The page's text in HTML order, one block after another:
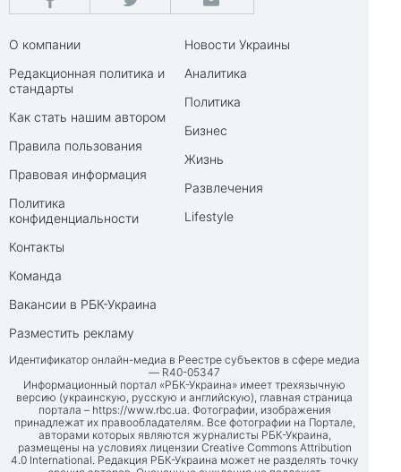
О компании
Редакционная политика и
стандарты
Как стать нашим автором
Правила пользования
Правовая информация
Политика
конфиденциальности
Контакты
Команда
Вакансии в РБК-Украина
Разместить рекламу
Новости Украины
Аналитика
Политика
Бизнес
Жизнь
Развлечения
Lifestyle
Идентификатор онлайн-медиа в Реестре субъектов в сфере медиа
— R40-05347
Информационный портал «РБК-Украина» имеет трехязычную
версию (украинскую, русскую и английскую), главная страница
портала – https://www.rbc.ua. Фотографии, изображения
принадлежат их правообладателям. Все фотографии на Портале,
авторами которых являются журналисты РБК-Украина,
размещены на условиях лицензии Creative Commons Attribution
4.0 International. Редакция РБК-Украина может не разделять точку